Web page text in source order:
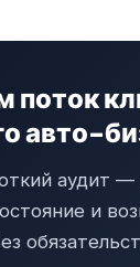
поток
авто-
аудит
и